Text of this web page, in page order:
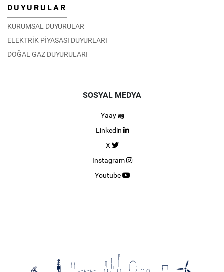
DUYURULAR
KURUMSAL DUYURULAR
ELEKTRİK PİYASASI DUYURLARI
DOĞAL GAZ DUYURULARI
SOSYAL MEDYA
Yaay
Linkedin
X
Instagram
Youtube